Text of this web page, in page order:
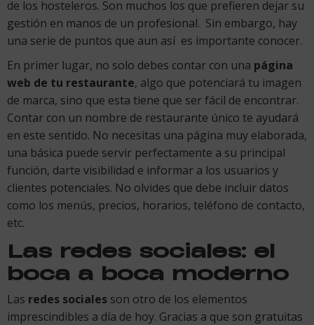
de los hosteleros. Son muchos los que prefieren dejar su
gestión en manos de un profesional. Sin embargo, hay
una serie de puntos que aun así es importante conocer.
En primer lugar, no solo debes contar con una página
web de tu restaurante, algo que potenciará tu imagen
de marca, sino que esta tiene que ser fácil de encontrar.
Contar con un nombre de restaurante único te ayudará
en este sentido. No necesitas una página muy elaborada,
una básica puede servir perfectamente a su principal
función, darte visibilidad e informar a los usuarios y
clientes potenciales. No olvides que debe incluir datos
como los menús, precios, horarios, teléfono de contacto,
etc.
Las redes sociales: el
boca a boca moderno
Las redes sociales son otro de los elementos
imprescindibles a día de hoy. Gracias a que son gratuitas